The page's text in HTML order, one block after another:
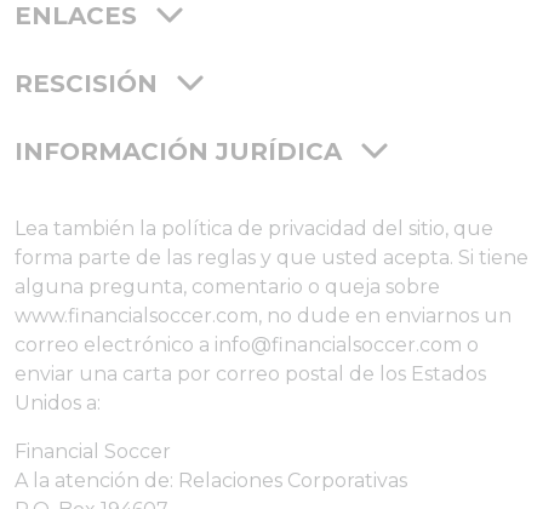
ENLACES
RESCISIÓN
INFORMACIÓN JURÍDICA
Lea también la política de privacidad del sitio, que
forma parte de las reglas y que usted acepta. Si tiene
alguna pregunta, comentario o queja sobre
www.financialsoccer.com, no dude en enviarnos un
correo electrónico a info@financialsoccer.com o
enviar una carta por correo postal de los Estados
Unidos a:
Financial Soccer
A la atención de: Relaciones Corporativas